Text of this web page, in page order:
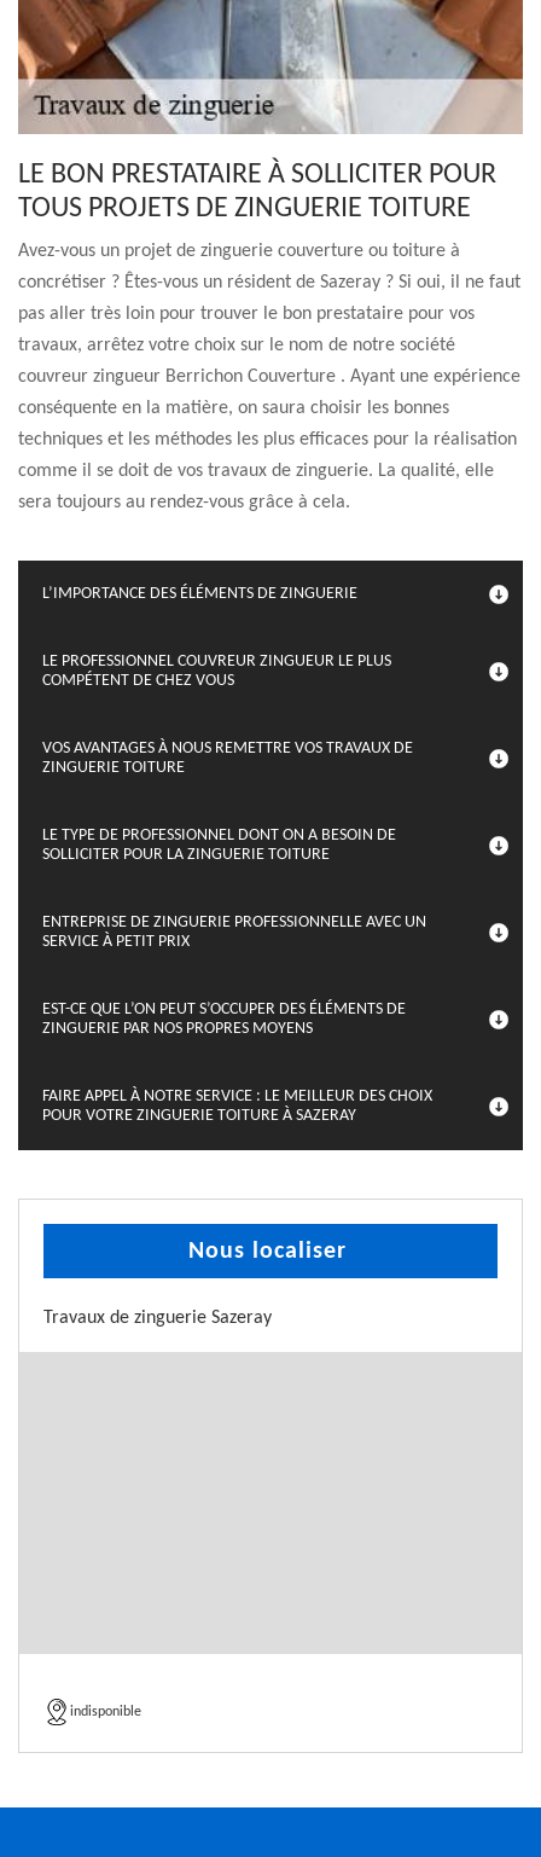
LE BON PRESTATAIRE À SOLLICITER POUR
TOUS PROJETS DE ZINGUERIE TOITURE
Avez-vous un projet de zinguerie couverture ou toiture à
concrétiser ? Êtes-vous un résident de Sazeray ? Si oui, il ne faut
pas aller très loin pour trouver le bon prestataire pour vos
travaux, arrêtez votre choix sur le nom de notre société
couvreur zingueur Berrichon Couverture . Ayant une expérience
conséquente en la matière, on saura choisir les bonnes
techniques et les méthodes les plus efficaces pour la réalisation
comme il se doit de vos travaux de zinguerie. La qualité, elle
sera toujours au rendez-vous grâce à cela.
L’IMPORTANCE DES ÉLÉMENTS DE ZINGUERIE
LE PROFESSIONNEL COUVREUR ZINGUEUR LE PLUS
COMPÉTENT DE CHEZ VOUS
VOS AVANTAGES À NOUS REMETTRE VOS TRAVAUX DE
ZINGUERIE TOITURE
LE TYPE DE PROFESSIONNEL DONT ON A BESOIN DE
SOLLICITER POUR LA ZINGUERIE TOITURE
ENTREPRISE DE ZINGUERIE PROFESSIONNELLE AVEC UN
SERVICE À PETIT PRIX
EST-CE QUE L’ON PEUT S’OCCUPER DES ÉLÉMENTS DE
ZINGUERIE PAR NOS PROPRES MOYENS
FAIRE APPEL À NOTRE SERVICE : LE MEILLEUR DES CHOIX
POUR VOTRE ZINGUERIE TOITURE À SAZERAY
Nous localiser
Travaux de zinguerie Sazeray
indisponible